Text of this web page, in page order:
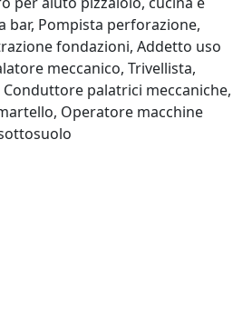
bar, Pompista perforazione,
fondazioni, Addetto uso
meccanico, Trivellista,
palatrici meccaniche,
Operatore macchine